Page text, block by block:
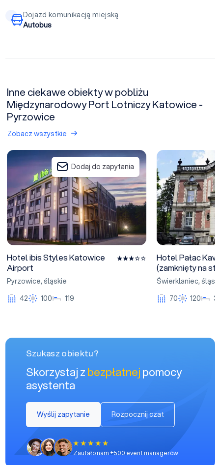
Dojazd komunikacją miejską
Autobus
Inne ciekawe obiekty w pobliżu
Międzynarodowy Port Lotniczy Katowice -
Pyrzowice
Zobacz wszystkie
Hotel ibis Styles Katowice Airport
Dodaj do zapytania
Hotel ibis Styles Katowice
Airport
Pyrzowice, śląskie
42
100 119
Hotel Pałac
Hotel Pałac
(zamknięty na
Świerklaniec,
70
120
Szukasz obiektu?
Skorzystaj zbezpłatnejpomocy
asystenta
Wyślij zapytanie Rozpocznij czat
Zaufało nam +500 event managerów